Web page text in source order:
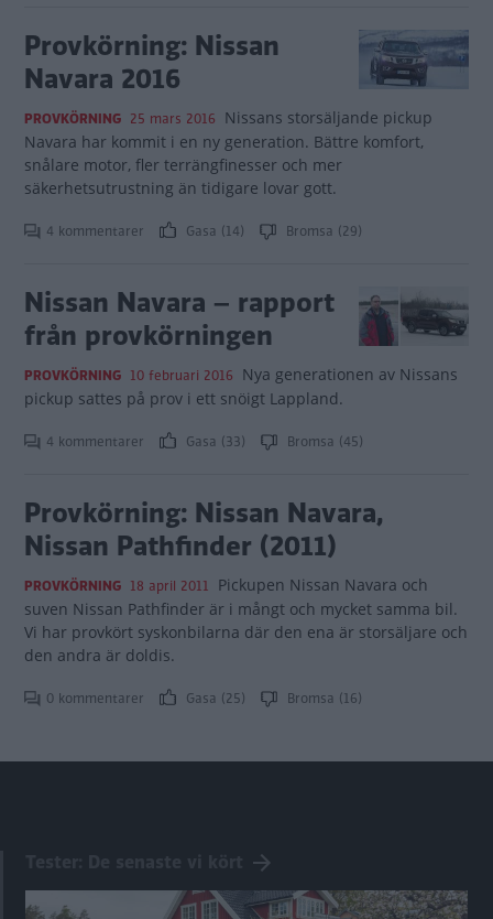
Provkörning: Nissan
Navara 2016
PROVKÖRNING 25 mars 2016 Nissans storsäljande pickup
Navara har kommit i en ny generation. Bättre komfort,
snålare motor, fler terrängfinesser och mer
säkerhetsutrustning än tidigare lovar gott.
4 kommentarer Gasa (14) Bromsa (29)
Nissan Navara – rapport
från provkörningen
PROVKÖRNING 10 februari 2016 Nya generationen av Nissans
pickup sattes på prov i ett snöigt Lappland.
4 kommentarer Gasa (33) Bromsa (45)
Provkörning: Nissan Navara,
Nissan Pathfinder (2011)
PROVKÖRNING 18 april 2011 Pickupen Nissan Navara och
suven Nissan Pathfinder är i mångt och mycket samma bil.
Vi har provkört syskonbilarna där den ena är storsäljare och
den andra är doldis.
0 kommentarer Gasa (25) Bromsa (16)